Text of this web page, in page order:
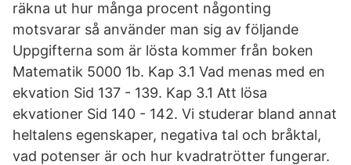
räkna ut hur många procent någonting
motsvarar så använder man sig av följande
Uppgifterna som är lösta kommer från boken
Matematik 5000 1b. Kap 3.1 Vad menas med en
ekvation Sid 137 - 139. Kap 3.1 Att lösa
ekvationer Sid 140 - 142. Vi studerar bland annat
heltalens egenskaper, negativa tal och bråktal,
vad potenser är och hur kvadratrötter fungerar.